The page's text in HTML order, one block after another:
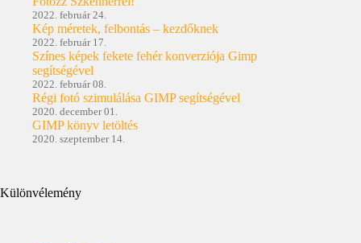
2022. február 24.
Kép méretek, felbontás – kezdőknek
2022. február 17.
Színes képek fekete fehér konverziója Gimp
segítségével
2022. február 08.
Régi fotó szimulálása GIMP segítségével
2020. december 01.
GIMP könyv letöltés
2020. szeptember 14.
Különvélemény